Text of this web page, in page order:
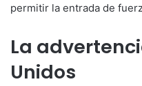
permitir la entrada de
La
Unidos